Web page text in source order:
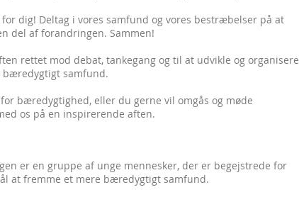
dig! Deltag i vores samfund og vores bestræbelser på at
del af forandringen. Sammen!
rettet mod debat, tankegang og til at udvikle og organisere
samfund.
bæredygtighed, eller du gerne vil omgås og møde
os på en inspirerende aften.
er en gruppe af unge mennesker, der er begejstrede for
at fremme et mere bæredygtigt samfund.